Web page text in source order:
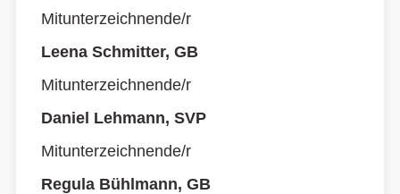
Mitunterzeichnende/r
Leena Schmitter, GB
Mitunterzeichnende/r
Daniel Lehmann, SVP
Mitunterzeichnende/r
Regula Bühlmann, GB